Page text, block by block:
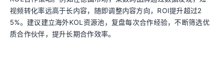
视频转化率远高于长内容，随即调整内容方向，ROI提升超过2
5%。建议建立海外KOL资源池，复盘每次合作经验，不断筛选优
质合作伙伴，提升长期合作效率。